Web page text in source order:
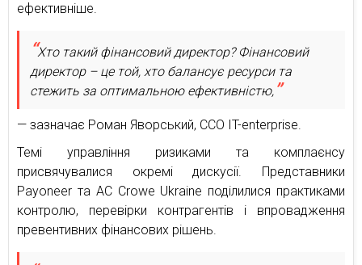
ефективніше.
Хто такий фінансовий директор? Фінансовий
директор – це той, хто балансує ресурси та
стежить за оптимальною ефективністю,
— зазначає Роман Яворський, ССО IT-enterprise.
Темі управління ризиками та комплаєнсу
присвячувалися окремі дискусії. Представники
Payoneer та AC Crowe Ukraine поділилися практиками
контролю, перевірки контрагентів і впровадження
превентивних фінансових рішень.